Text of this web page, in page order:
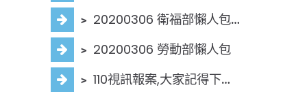
﹥ 20200306 衛福部懶人包MP4
﹥ 20200306 勞動部懶人包
﹥ 110視訊報案,大家記得下載喔!